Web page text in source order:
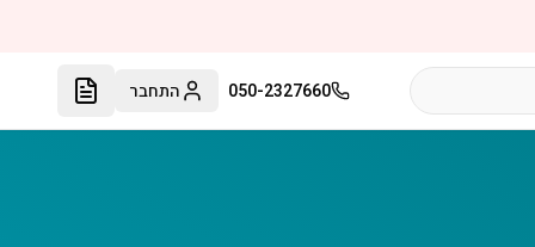
050-2327660 התחבר